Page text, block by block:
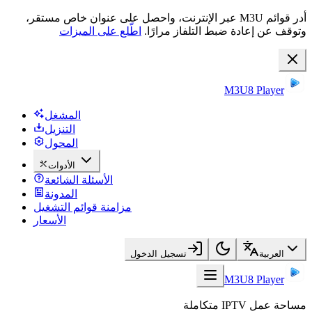
أدر قوائم M3U عبر الإنترنت، واحصل على عنوان خاص مستقر،
وتوقف عن إعادة ضبط التلفاز مرارًا. اطّلع على الميزات
M3U8 Player
المشغل
التنزيل
المحول
الأدوات
الأسئلة الشائعة
المدونة
مزامنة قوائم التشغيل
الأسعار
العربية تسجيل الدخول
M3U8 Player
مساحة عمل IPTV متكاملة